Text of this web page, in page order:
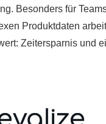
Besonders für
Produktdaten
Zeitersparnis und